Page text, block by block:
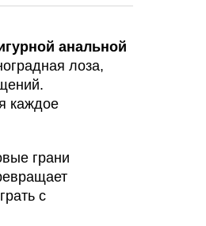
анальной
лоза,
каждое
грани
с